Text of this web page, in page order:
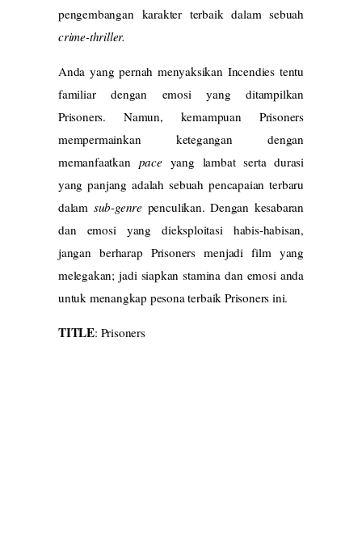
pengembangan karakter terbaik dalam sebuah
crime-thriller.
Anda yang pernah menyaksikan Incendies tentu
familiar dengan emosi yang ditampilkan
Prisoners. Namun, kemampuan Prisoners
mempermainkan ketegangan dengan
memanfaatkan paceyang lambat serta durasi
yang panjang adalah sebuah pencapaian terbaru
dalam sub-genrepenculikan. Dengan kesabaran
dan emosi yang dieksploitasi habis-habisan,
jangan berharap Prisoners menjadi film yang
melegakan; jadi siapkan stamina dan emosi anda
untuk menangkap pesona terbaik Prisoners ini.
TITLE: Prisoners